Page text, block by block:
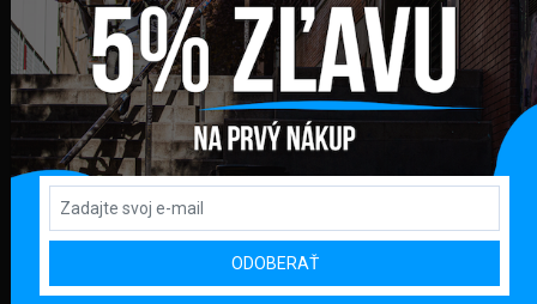
Podporujeme online platby
DÔLEŽITÉ ODKAZY
PRIHLÁSENIE
DODANIE TOVARU A PLATBA
VRÁTENIE TOVARU A REKLAMÁCIA
OCHRANA OSOBNÝCH ÚDAJOV
ODOBERAŤ